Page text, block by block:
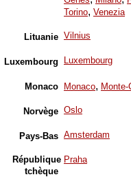
Torino, Venezia
Lituanie Vilnius
Luxembourg Luxembourg
Monaco Monaco, Monte-
Norvège Oslo
Pays-Bas Amsterdam
République
tchèque
Praha